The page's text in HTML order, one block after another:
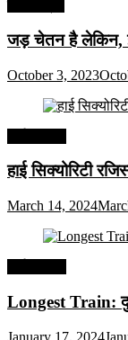
जड़ चेतन है लेकिन,
October 3, 2023
हाई सिक्योरिटी
March 14, 2024
Longest Train:
January 17, 2024